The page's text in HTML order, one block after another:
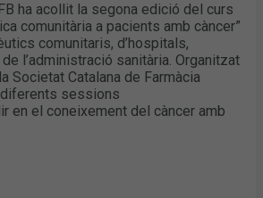
ha acollit la segona edició del curs
comunitària a pacients amb càncer”
comunitaris, d’hospitals,
l’administració sanitària. Organitzat
Societat Catalana de Farmàcia
diferents sessions
en el coneixement del càncer amb